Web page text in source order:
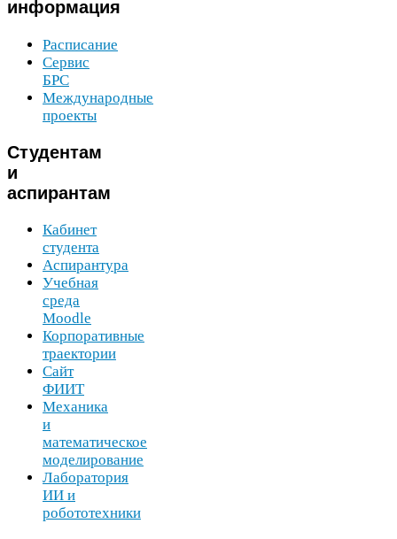
информация
Расписание
Сервис
БРС
Международные
проекты
Студентам
и
аспирантам
Кабинет
студента
Аспирантура
Учебная
среда
Moodle
Корпоративные
траектории
Сайт
ФИИТ
Механика
и
математическое
моделирование
Лаборатория
ИИ и
робототехники